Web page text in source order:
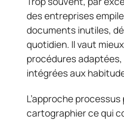
des entreprises
documents inutiles,
quotidien. Il vaut
procédures
intégrées aux
L’approche
cartographier ce qui